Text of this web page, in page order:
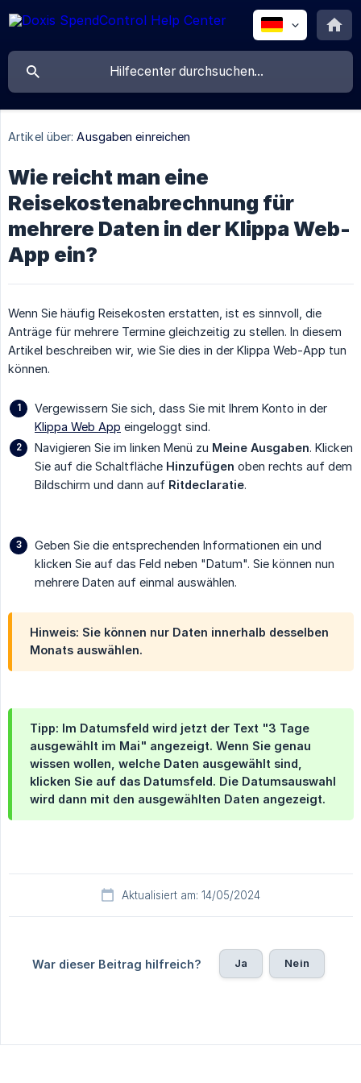
Artikel über: Ausgaben einreichen
Wie reicht man eine
Reisekostenabrechnung für
mehrere Daten in der Klippa Web-
App ein?
Wenn Sie häufig Reisekosten erstatten, ist es sinnvoll, die
Anträge für mehrere Termine gleichzeitig zu stellen. In diesem
Artikel beschreiben wir, wie Sie dies in der Klippa Web-App tun
können.
Vergewissern Sie sich, dass Sie mit Ihrem Konto in der
Klippa Web App eingeloggt sind.
Navigieren Sie im linken Menü zu Meine Ausgaben. Klicken
Sie auf die Schaltfläche Hinzufügen oben rechts auf dem
Bildschirm und dann auf Ritdeclaratie.
Geben Sie die entsprechenden Informationen ein und
klicken Sie auf das Feld neben "Datum". Sie können nun
mehrere Daten auf einmal auswählen.
Hinweis: Sie können nur Daten innerhalb desselben
Monats auswählen.
Tipp: Im Datumsfeld wird jetzt der Text "3 Tage
ausgewählt im Mai" angezeigt. Wenn Sie genau
wissen wollen, welche Daten ausgewählt sind,
klicken Sie auf das Datumsfeld. Die Datumsauswahl
wird dann mit den ausgewählten Daten angezeigt.
Aktualisiert am: 14/05/2024
War dieser Beitrag hilfreich? Ja Nein